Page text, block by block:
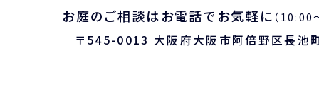
お庭のご相談はお電話でお気軽に （10:00
〒545-0013 大阪府大阪市阿倍野区長池